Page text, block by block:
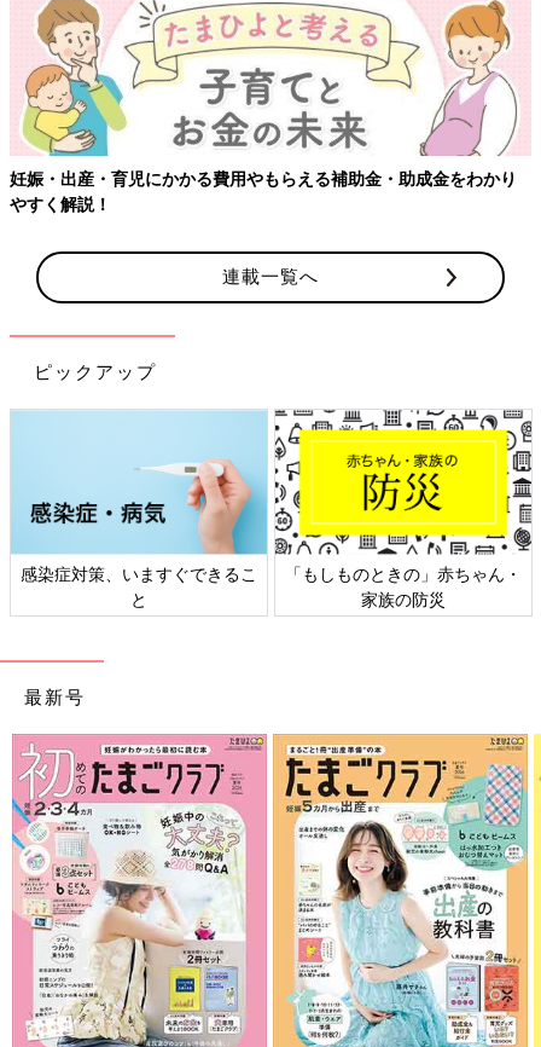
り 【ワクチン接種できるものも】妊婦の感染症対策、知っておい
連載一覧へ
ピックアップ
ん・
日本外来小児科学会リーフレッ
六星占術 細木かおりさん
最新号